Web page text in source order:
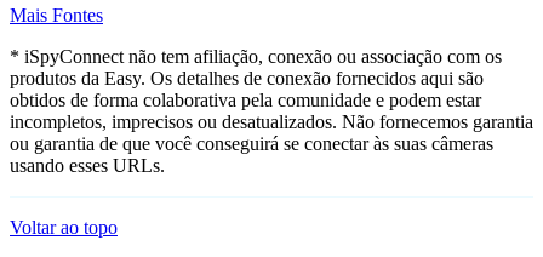
Mais Fontes
* iSpyConnect não tem afiliação, conexão ou associação com os
produtos da Easy. Os detalhes de conexão fornecidos aqui são
obtidos de forma colaborativa pela comunidade e podem estar
incompletos, imprecisos ou desatualizados. Não fornecemos garantia
ou garantia de que você conseguirá se conectar às suas câmeras
usando esses URLs.
Voltar ao topo